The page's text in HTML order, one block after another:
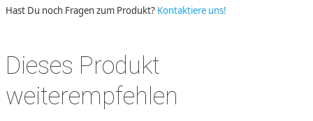
Hast Du noch Fragen zum Produkt? Kontaktiere uns!
Dieses Produkt
weiterempfehlen